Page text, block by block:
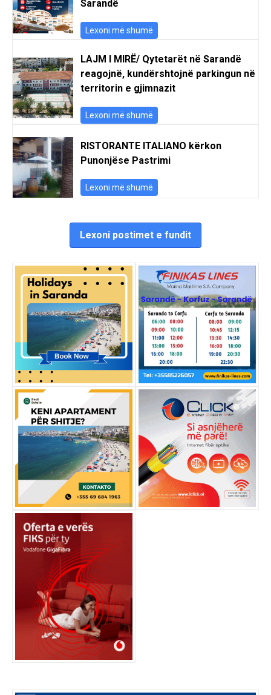
Sarandë
Lexoni më shumë
LAJM I MIRË/ Qytetarët në Sarandë
reagojnë, kundërshtojnë parkingun në
territorin e gjimnazit
Lexoni më shumë
RISTORANTE ITALIANO kërkon
Punonjëse Pastrimi
Lexoni më shumë
Lexoni postimet e fundit